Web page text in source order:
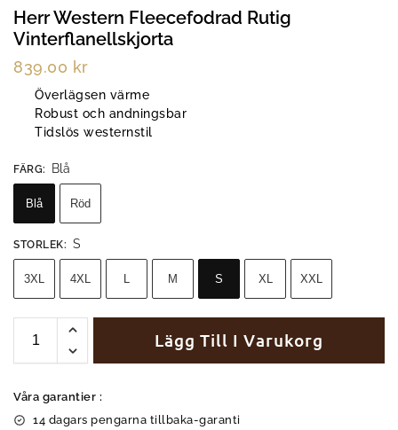
Herr Western Fleecefodrad Rutig
Vinterflanellskjorta
839.00 kr
Överlägsen värme
Robust och andningsbar
Tidslös westernstil
FÄRG: Blå
Blå Röd
STORLEK: S
3XL 4XL L M S XL XXL
Lägg Till I Varukorg
Våra garantier :
14 dagars pengarna tillbaka-garanti